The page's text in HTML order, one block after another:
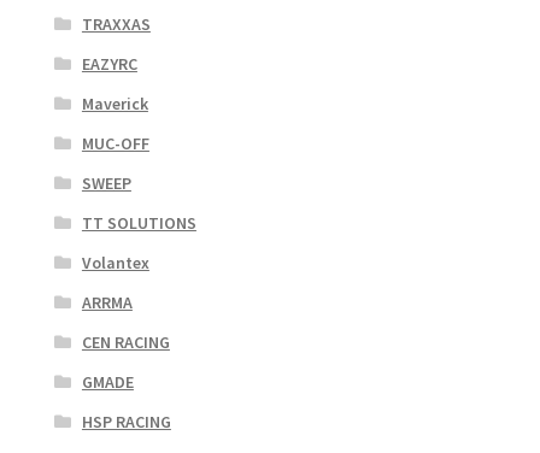
TRAXXAS
EAZYRC
Maverick
MUC-OFF
SWEEP
TT SOLUTIONS
Volantex
ARRMA
CEN RACING
GMADE
HSP RACING